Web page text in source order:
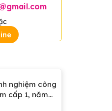
nghiệm công
cấp 1, năm